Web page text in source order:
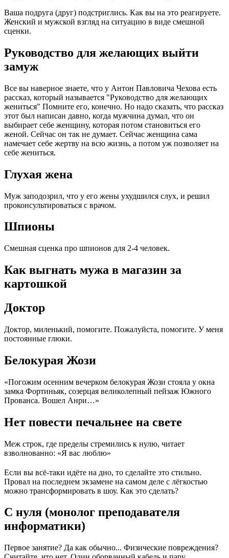
Ваша подруга (друг) подстриглись. Как вы на это реагируете.
Женский и мужской взгляд на ситуацию в виде смешной
сценки.
Руководство для желающих выйти
замуж
Все вы наверное знаете, что у Антон Павловича Чехова есть
рассказ, который называется "Руководство для желающих
жениться" Помните его, конечно. Но надо сказать, что рассказ
этот был написан давно, когда мужчина думал, что он
выбирает себе женщину, которая потом становиться его
женой. Сейчас он так не думает. Сейчас женщина сама
намечает себе жертву на всю жизнь, а потом уж позволяет на
себе жениться.
Глухая жена
Муж заподозрил, что у его жены ухудшился слух, и решил
проконсультироваться с врачом.
Шпионы
Смешная сценка про шпионов для 2-4 человек.
Как выгнать мужа в магазин за
каpтошкой
Доктор
Доктор, миленький, помогите. Пожалуйста, помогите. У меня
постоянные глюки.
Белокурая Жози
«Погожим осенним вечерком белокурая Жози стояла у окна
замка Фортиньяк, созерцая великолепный пейзаж Южного
Прованса. Вошел Анри…»
Нет повести печальнее на свете
Меж строк, где пределы стремились к нулю, читает
взволнованно: «Я вас люблю»
Если вы всё-таки идёте на дно, то сделайте это стильно.
Провал на последнем экзамене на самом деле с лёгкостью
можно трансформировать в шоу. Как это сделать?
С нуля (монолог преподавателя
информатики)
Первое занятие? Да как обычно... Физические повреждения?